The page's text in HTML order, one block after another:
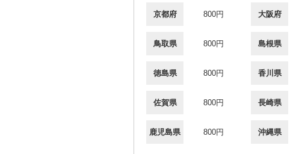
京都府 800円 大阪府
鳥取県 800円 島根県
徳島県 800円 香川県
佐賀県 800円 長崎県
鹿児島県 800円 沖縄県